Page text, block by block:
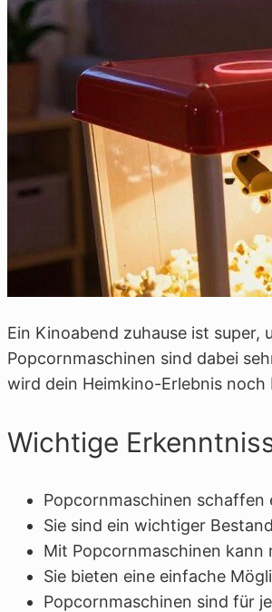
Ein Kinoabend zuhause ist super,
Popcornmaschinen sind dabei
wird dein Heimkino-Erlebnis noch
Wichtige
Popcornmaschinen schaffen
Sie sind ein wichtiger
Mit Popcornmaschinen kann
Sie bieten eine einfache
Popcornmaschinen sind für